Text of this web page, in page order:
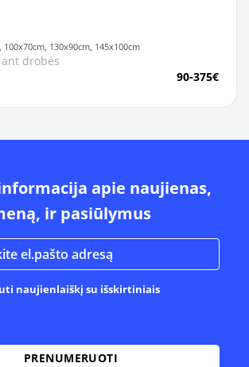
100x70cm, 130x90cm, 145x100cm
drobės
90-375€
apie naujienas,
ir pasiūlymus
naujienlaiškį su išskirtiniais